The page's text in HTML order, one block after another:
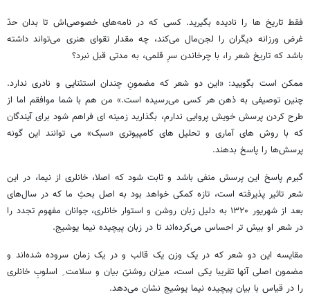
فقط تاریخ ها را نادیده بگیرید. کسی که در نامه‌های خصوصی‌اش تا بدان حدّ
غرض ورزانه دیگران را لجن‌مال می‌کند، چه مقدار تقوای هنری می‌تواند داشته
باشد که تاریخ شعر را، با چرخاندن سرِ قلمی، به مدتی قبل نبرد؟
ممکن است بگویید: «این دو شعر که مضمونِ چندان استثنایی و نادری ندارد.
چنین توصیفی به ذهن هر کسی می‌رسیده است.» من هم با شما موافقم اما از
طرح کردن پرسش خویش پروایی ندارم، بگذارید زمینه ای فراهم شود برای آیندگان
که با روش های آماری و تحلیل های کامپیوتری «سبک» می توانند این گونه
پرسش‌ها را پاسخ بدهند.
گیرم پاسخ این پرسش منفی باشد و ثابت شود که اصلا، خانلری از نیما، در این
شعر تاثیر پذیرفته است، تازه کمکی خواهد بود به اصل بحثِ ما که در سال‌های
بعد از شهریور ۱۳۲۰ به دلیل زبان روشن و استوار خانلری، جوانان مفهوم تجدد را
در شعر او بیش تر احساس می‌کرده‌اند تا در زبان پیچیده نیما یوشیج.
مقایسه این دو شعر که در یک وزن یک قالب و در یک زمان سروده شده‌اند و
مضمون اصلی آنها تقریبا یکی است، میزان روشنیّ بیان و سلامت ِ اسلوبِ خانلری
را در قیاس با بیان پیچیده نیما یوشیج نشان می‌دهد.